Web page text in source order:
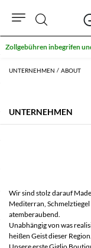
UNTERNEHMEN ABOUT
UNTERNEHMEN
Community store
Wir sind stolz darauf
Mediterran,
atemberaubend.
Unabhängig von was
heißen Geist dieser Region.
Suche
Zollgebühren inbegrifen